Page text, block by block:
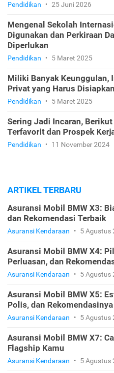
Pendidikan • 25 Juni 2026
Mengenal Sekolah
Digunakan dan Perkiraan
Diperlukan
Pendidikan • 5 Maret 2025
Miliki Banyak Keunggulan,
Privat yang Harus
Pendidikan • 5 Maret 2025
Sering Jadi Incaran,
Terfavorit dan Prospek
Pendidikan • 11 November 2024
ARTIKEL TERBARU
Asuransi Mobil BMW X3:
dan Rekomendasi Terbaik
Asuransi Kendaraan • 5 Agustus
Asuransi Mobil BMW X4:
Perluasan, dan
Asuransi Kendaraan • 5 Agustus
Asuransi Mobil BMW X5:
Polis, dan Rekomendasinya
Asuransi Kendaraan • 5 Agustus
Asuransi Mobil BMW X7:
Flagship Kamu
Asuransi Kendaraan • 5 Agustus